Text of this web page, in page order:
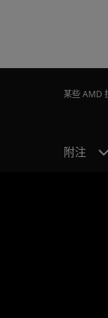
某些 AMD
附注